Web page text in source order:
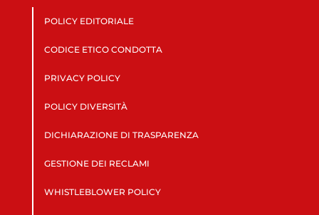
POLICY EDITORIALE
CODICE ETICO CONDOTTA
PRIVACY POLICY
POLICY DIVERSITÀ
DICHIARAZIONE DI TRASPARENZA
GESTIONE DEI RECLAMI
WHISTLEBLOWER POLICY